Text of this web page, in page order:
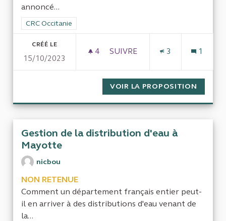
annoncé...
Filtrer les résultats de la catégorie : CRC Occitanie
CRC Occitanie
CRÉÉ LE
15/10/2023
4 4 ABONNÉS
SUIVRE
3 1
VOIR LA PROPOSITION
Gestion de la distribution d'eau à
Mayotte
nicbou
NON RETENUE
Comment un département français entier peut-
il en arriver à des distributions d'eau venant de
la...